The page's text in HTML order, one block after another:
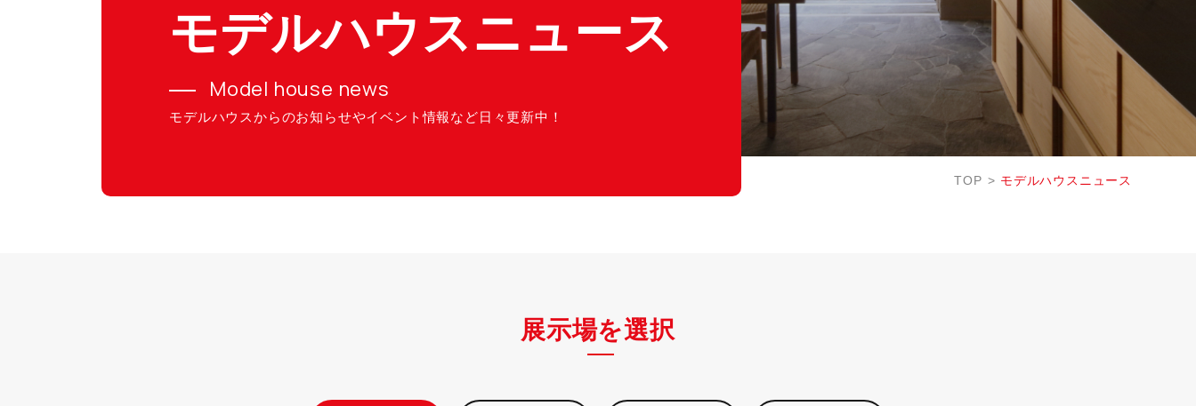
モデルハウスニュース
Model house news
モデルハウスからのお知らせやイベント情報など日々更新中！
TOP モデルハウスニュース
展示場を選択